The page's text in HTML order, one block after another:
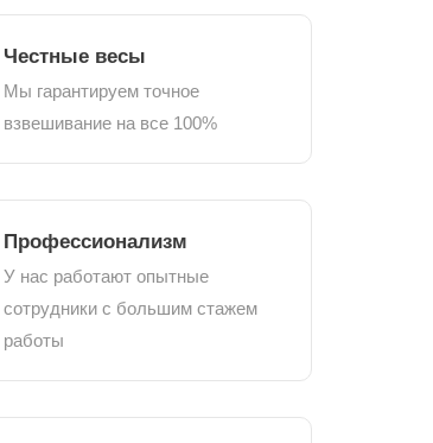
Честные весы
Мы гарантируем точное
взвешивание на все 100%
Профессионализм
У нас работают опытные
сотрудники с большим стажем
работы